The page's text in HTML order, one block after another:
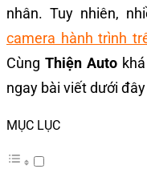
nhân. Tuy nhiên,
camera hành trình
Cùng Thiện Autokhá
ngay bài viết dưới
MỤC LỤC